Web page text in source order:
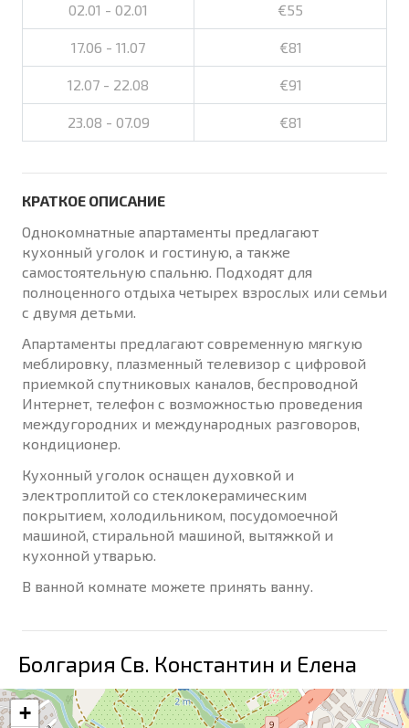
02.01 - 02.01 €55
17.06 - 11.07 €81
12.07 - 22.08 €91
23.08 - 07.09 €81
КРАТКОЕ ОПИСАНИЕ
Однокомнатные апартаменты предлагают
кухонный уголок и гостиную, а также
самостоятельную спальню. Подходят для
полноценного отдыха четырех взрослых или семьи
с двумя детьми.
Апартаменты предлагают современную мягкую
меблировку, плазменный телевизор с цифровой
приемкой спутниковых каналов, беспроводной
Интернет, телефон с возможностью проведения
междугородних и международных разговоров,
кондиционер.
Кухонный уголок оснащен духовкой и
электроплитой со стеклокерамическим
покрытием, холодильником, посудомоечной
машиной, стиральной машиной, вытяжкой и
кухонной утварью.
В ванной комнате можете принять ванну.
Болгария Св. Константин и Елена
+